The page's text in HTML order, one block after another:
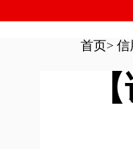
首页> 信